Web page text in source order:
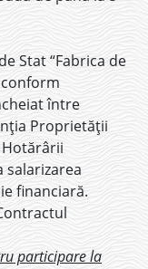
Stat “Fabrica de
între
Proprietății
salarizarea
financiară.
participare la